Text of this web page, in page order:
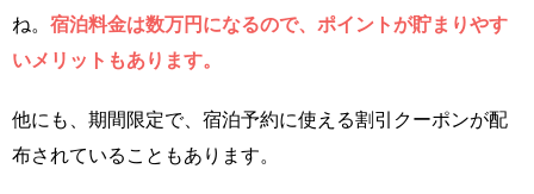
ね。 宿泊料金は数万円になるので、ポイントが貯まりやす
いメリットもあります。
他にも、期間限定で、宿泊予約に使える割引クーポンが配
布されていることもあります。